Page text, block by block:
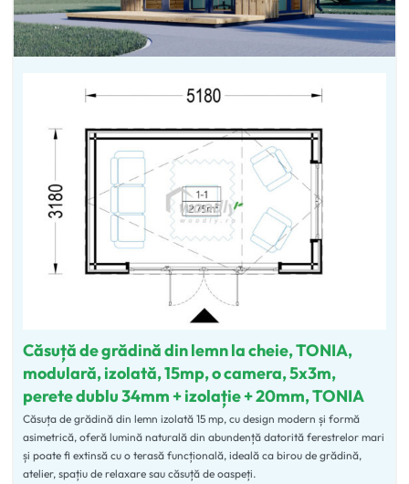
Căsuță de grădină din lemn la cheie, TONIA,
modulară, izolată, 15mp, o camera, 5x3m,
perete dublu 34mm + izolație + 20mm, TONIA
Căsuța de grădină din lemn izolată 15 mp, cu design modern și formă
asimetrică, oferă lumină naturală din abundență datorită ferestrelor mari
și poate fi extinsă cu o terasă funcțională, ideală ca birou de grădină,
atelier, spațiu de relaxare sau căsuță de oaspeți.